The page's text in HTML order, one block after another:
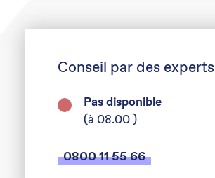
Conseil par des experts
Pas disponible
(à 08.00 )
0800 11 55 66